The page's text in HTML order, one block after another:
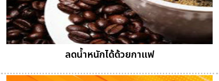
ลดน้ำหนักได้ด้วยกาแฟ